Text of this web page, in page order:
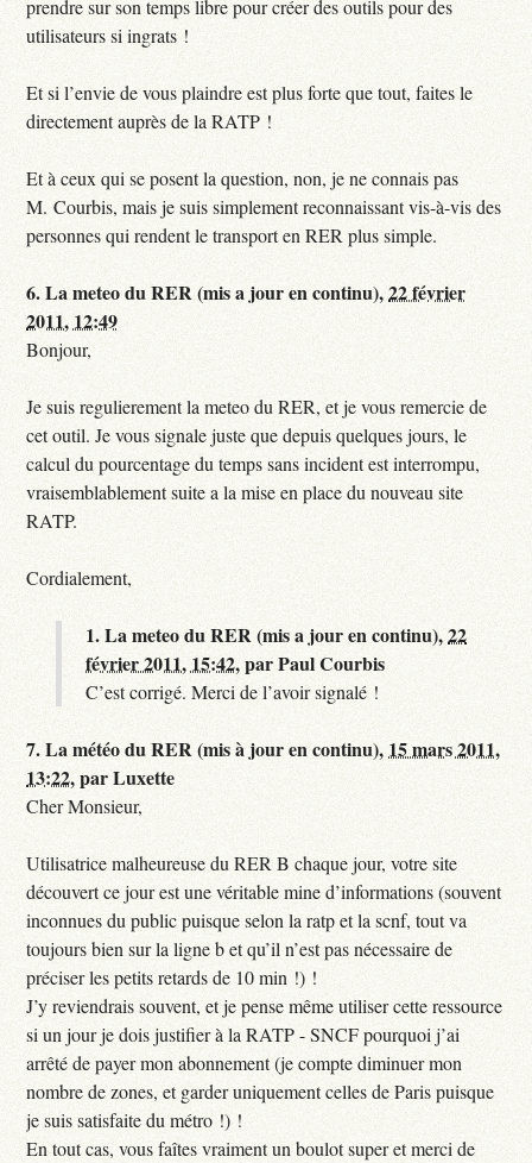
prendre sur son temps libre pour créer des outils pour des
utilisateurs si ingrats !
Et si l’envie de vous plaindre est plus forte que tout, faites le
directement auprès de la RATP !
Et à ceux qui se posent la question, non, je ne connais pas
M. Courbis, mais je suis simplement reconnaissant vis-à-vis des
personnes qui rendent le transport en RER plus simple.
6.La meteo du RER (mis a jour en continu),22 février
2011, 12:49
Bonjour,
Je suis regulierement la meteo du RER, et je vous remercie de
cet outil. Je vous signale juste que depuis quelques jours, le
calcul du pourcentage du temps sans incident est interrompu,
vraisemblablement suite a la mise en place du nouveau site
RATP.
Cordialement,
1.La meteo du RER (mis a jour en continu),22
février 2011, 15:42,parPaul Courbis
C’est corrigé. Merci de l’avoir signalé !
7.La météo du RER (mis à jour en continu), 15 mars 2011,
13:22,parLuxette
Cher Monsieur,
Utilisatrice malheureuse du RER B chaque jour, votre site
découvert ce jour est une véritable mine d’informations (souvent
inconnues du public puisque selon la ratp et la scnf, tout va
toujours bien sur la ligne b et qu’il n’est pas nécessaire de
préciser les petits retards de 10 min !) !
J’y reviendrais souvent, et je pense même utiliser cette ressource
si un jour je dois justifier à la RATP - SNCF pourquoi j’ai
arrêté de payer mon abonnement (je compte diminuer mon
nombre de zones, et garder uniquement celles de Paris puisque
je suis satisfaite du métro !) !
En tout cas, vous faîtes vraiment un boulot super et merci de